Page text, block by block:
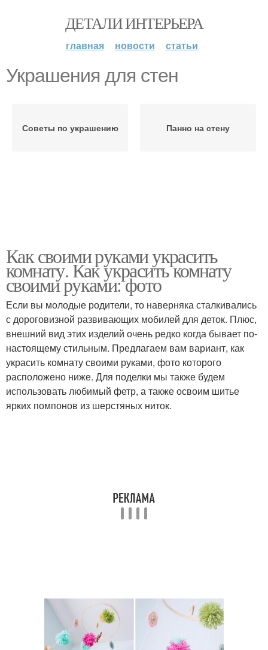
ДЕТАЛИ ИНТЕРЬЕРА
главная новости статьи
Украшения для стен
Советы по украшению Панно на стену
Как своими руками украсить
комнату. Как украсить комнату
своими руками: фото
Если вы молодые родители, то наверняка сталкивались
с дороговизной развивающих мобилей для деток. Плюс,
внешний вид этих изделий очень редко когда бывает по-
настоящему стильным. Предлагаем вам вариант, как
украсить комнату своими руками, фото которого
расположено ниже. Для поделки мы также будем
использовать любимый фетр, а также освоим шитье
ярких помпонов из шерстяных ниток.